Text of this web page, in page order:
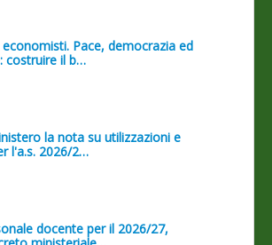
Pace, democrazia ed
costruire il b…
la nota su utilizzazioni e
l'a.s. 2026/2…
docente per il 2026/27,